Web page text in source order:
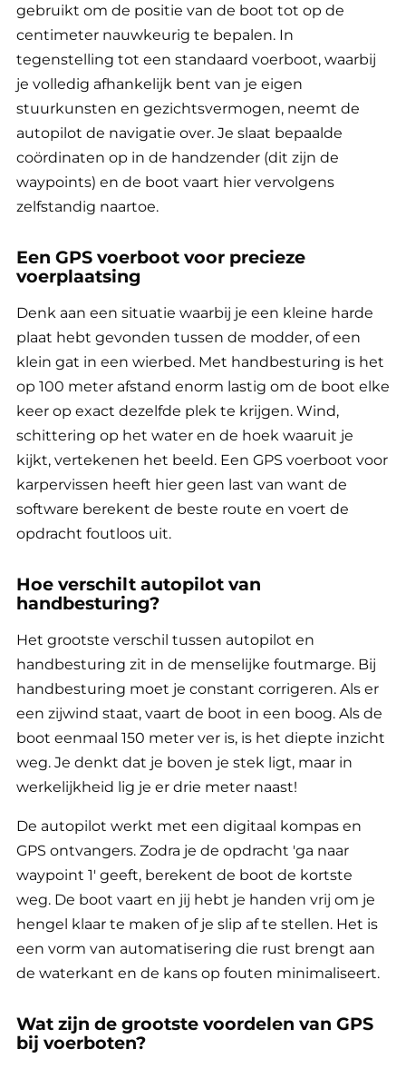
gebruikt om de positie van de boot tot op de
centimeter nauwkeurig te bepalen. In
tegenstelling tot een standaard voerboot, waarbij
je volledig afhankelijk bent van je eigen
stuurkunsten en gezichtsvermogen, neemt de
autopilot de navigatie over. Je slaat bepaalde
coördinaten op in de handzender (dit zijn de
waypoints) en de boot vaart hier vervolgens
zelfstandig naartoe.
Een GPS voerboot voor precieze
voerplaatsing
Denk aan een situatie waarbij je een kleine harde
plaat hebt gevonden tussen de modder, of een
klein gat in een wierbed. Met handbesturing is het
op 100 meter afstand enorm lastig om de boot elke
keer op exact dezelfde plek te krijgen. Wind,
schittering op het water en de hoek waaruit je
kijkt, vertekenen het beeld. Een GPS voerboot voor
karpervissen heeft hier geen last van want de
software berekent de beste route en voert de
opdracht foutloos uit.
Hoe verschilt autopilot van
handbesturing?
Het grootste verschil tussen autopilot en
handbesturing zit in de menselijke foutmarge. Bij
handbesturing moet je constant corrigeren. Als er
een zijwind staat, vaart de boot in een boog. Als de
boot eenmaal 150 meter ver is, is het diepte inzicht
weg. Je denkt dat je boven je stek ligt, maar in
werkelijkheid lig je er drie meter naast!
De autopilot werkt met een digitaal kompas en
GPS ontvangers. Zodra je de opdracht 'ga naar
waypoint 1' geeft, berekent de boot de kortste
weg. De boot vaart en jij hebt je handen vrij om je
hengel klaar te maken of je slip af te stellen. Het is
een vorm van automatisering die rust brengt aan
de waterkant en de kans op fouten minimaliseert.
Wat zijn de grootste voordelen van GPS
bij voerboten?